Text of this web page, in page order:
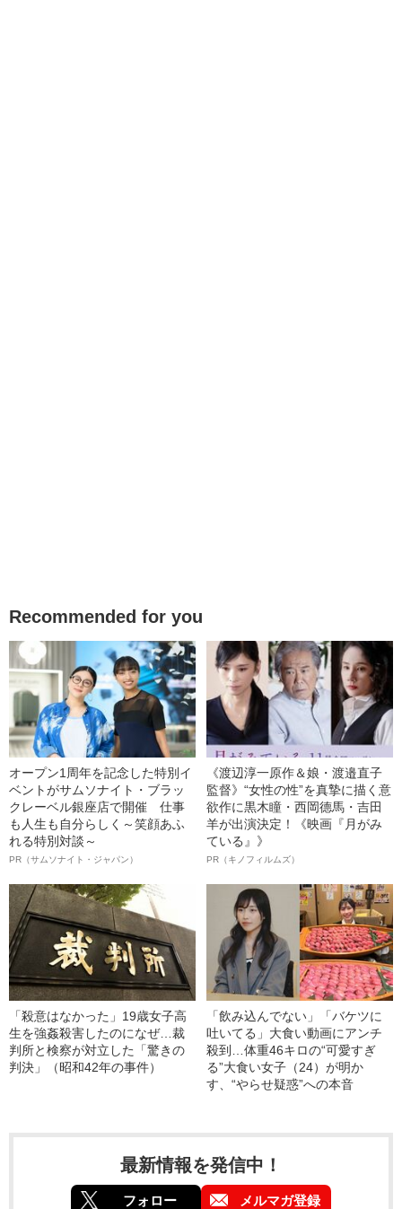
Recommended for you
オープン1周年を記念した特別イ
ベントがサムソナイト・ブラッ
クレーベル銀座店で開催 仕事
も人生も自分らしく～笑顔あふ
れる特別対談～
PR（サムソナイト・ジャパン）
《渡辺淳一原作＆娘・渡邉直子
監督》“女性の性”を真摯に描く意
欲作に黒木瞳・西岡德馬・吉田
羊が出演決定！《映画『月がみ
ている』》
PR（キノフィルムズ）
「殺意はなかった」19歳女子高
生を強姦殺害したのになぜ…裁
判所と検察が対立した「驚きの
判決」（昭和42年の事件）
「飲み込んでない」「バケツに
吐いてる」大食い動画にアンチ
殺到…体重46キロの“可愛すぎ
る”大食い女子（24）が明か
す、“やらせ疑惑”への本音
最新情報を発信中！
フォロー メルマガ登録